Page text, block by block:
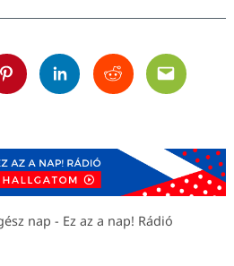
PinterestLinkedinRedditEmail
nap - Ez az a nap! Rádió